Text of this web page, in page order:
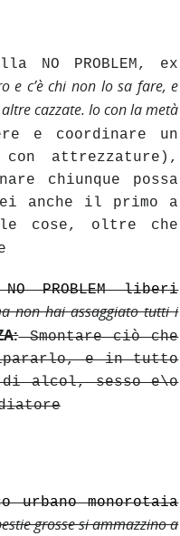
PROBLEM, ex
e c’è chi non lo sa fare, e
cazzate. Io con la metà
e coordinare un
attrezzature),
chiunque possa
anche il primo a
le cose, oltre che
PROBLEM liberi
non hai assaggiato tutti i
Smontare ciò che
e in tutto
di alcol, sesso e\o
monorotaia
grosse si ammazzino a